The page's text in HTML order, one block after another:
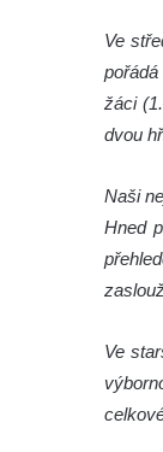
Ve
žáci
dvou
Naši
Hned
Ve